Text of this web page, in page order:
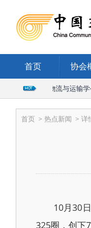
首页 协会
席2026国际物流与运输学
首页 > 热点新闻 > 详
10月30日
325圈，创下